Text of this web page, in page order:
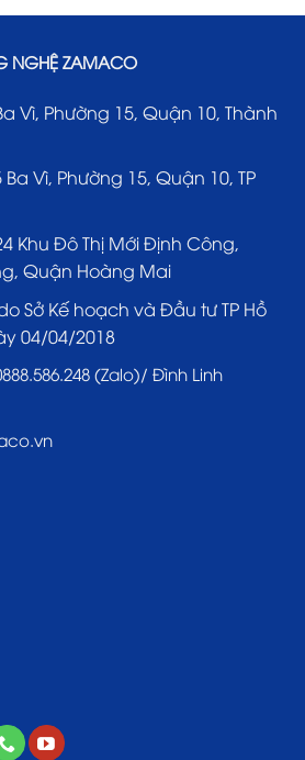
NGHỆ ZAMACO
Vì, Phường 15, Quận 10, Thành
Ba Vì, Phường 15, Quận 10, TP
Khu Đô Thị Mới Định Công,
Quận Hoàng Mai
Sở Kế hoạch và Đầu tư TP Hồ
04/04/2018
(Zalo)/ Đình Linh